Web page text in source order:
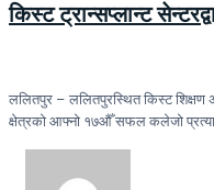
किस्ट ट्रान्सप्लान्ट
ललितपुर – ललितपुरस्थित किस्ट शिक्षण
क्षेत्रको आफ्नो १७औँ सफल कलेजो